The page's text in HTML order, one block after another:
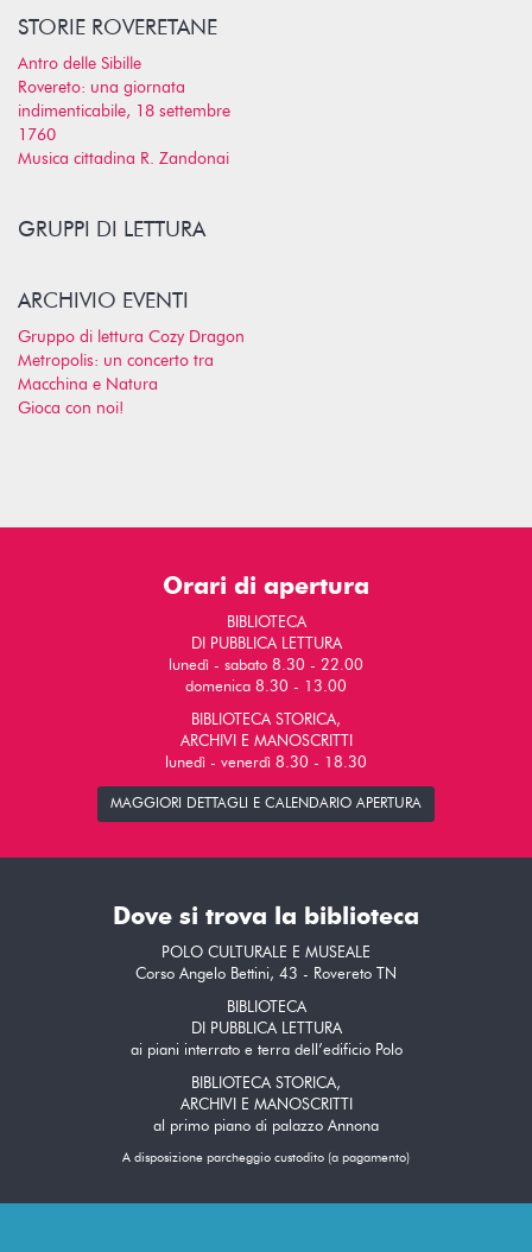
STORIE ROVERETANE
Antro delle Sibille
Rovereto: una giornata
indimenticabile, 18 settembre
1760
Musica cittadina R. Zandonai
GRUPPI DI LETTURA
ARCHIVIO EVENTI
Gruppo di lettura Cozy Dragon
Metropolis: un concerto tra
Macchina e Natura
Gioca con noi!
Orari di apertura
BIBLIOTECA
DI PUBBLICA LETTURA
lunedì - sabato 8.30 - 22.00
domenica 8.30 - 13.00
BIBLIOTECA STORICA,
ARCHIVI E MANOSCRITTI
lunedì - venerdì 8.30 - 18.30
MAGGIORI DETTAGLI E CALENDARIO APERTURA
Dove si trova la biblioteca
POLO CULTURALE E MUSEALE
Corso Angelo Bettini, 43 - Rovereto TN
BIBLIOTECA
DI PUBBLICA LETTURA
ai piani interrato e terra dell’edificio Polo
BIBLIOTECA STORICA,
ARCHIVI E MANOSCRITTI
al primo piano di palazzo Annona
A disposizione parcheggio custodito (a pagamento)